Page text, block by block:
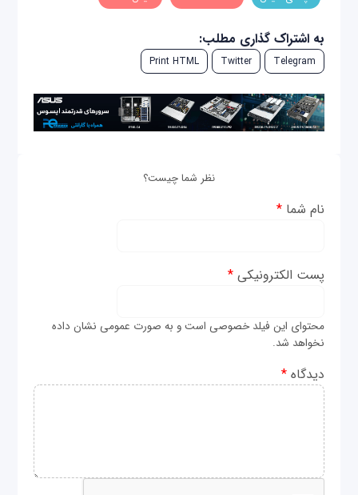
به اشتراک گذاری مطلب:
Telegram
Twitter
Print HTML
نظر شما چیست؟
نام شما*
پست الکترونیکی*
محتوای این فیلد خصوصی است و به صورت عمومی نشان داده
نخواهد شد.
دیدگاه*